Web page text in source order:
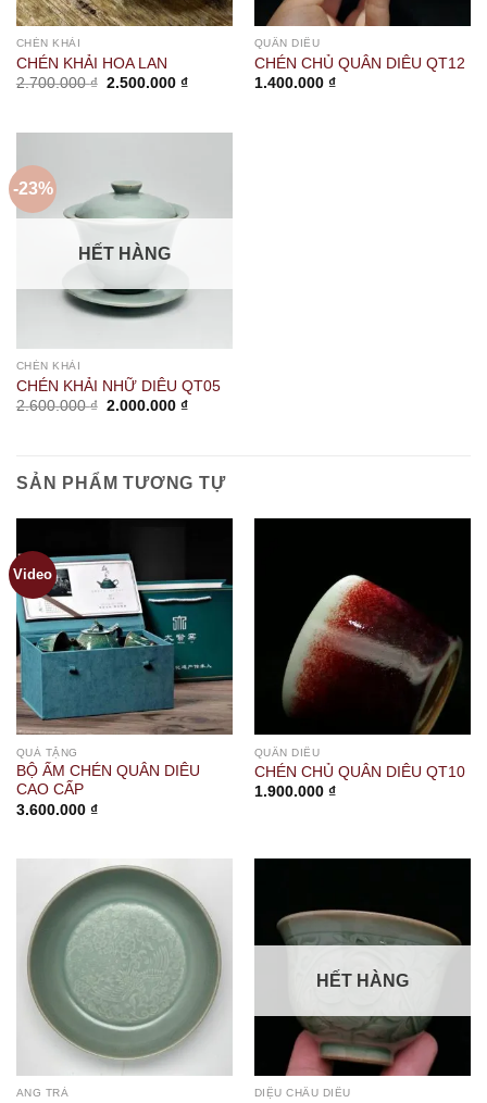
CHÉN KHẢI
CHÉN KHẢI HOA LAN
2.700.000₫ Giá
2.500.000 ₫Giá
QUÂN DIÊU
CHÉN CHỦ QUÂN DIÊU QT12
1.400.000 ₫
-23%
HẾT HÀNG
CHÉN KHẢI
CHÉN KHẢI NHỮ DIÊU QT05
2.600.000₫ Giá
2.000.000 ₫Giá
SẢN PHẨM TƯƠNG TỰ
Video
QUÀ TẶNG
BỘ ẤM CHÉN QUÂN DIÊU
CAO CẤP
3.600.000 ₫
QUÂN DIÊU
CHÉN CHỦ QUÂN DIÊU QT10
1.900.000 ₫
ANG TRÀ
HẾT HÀNG
DIỆU CHÂU DIÊU